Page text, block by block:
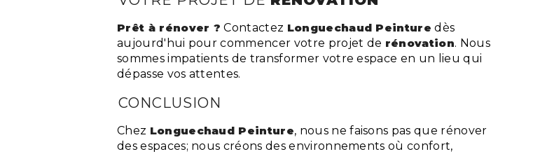
Prêt à rénover ? Contactez Longuechaud Peinture dès
aujourd'hui pour commencer votre projet de rénovation. Nous
sommes impatients de transformer votre espace en un lieu qui
dépasse vos attentes.
CONCLUSION
Chez Longuechaud Peinture, nous ne faisons pas que rénover
des espaces; nous créons des environnements où confort,